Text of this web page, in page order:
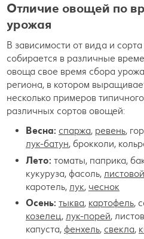
Отличие овощей по
урожая
В зависимости от вида и
собирается в различные
овоща свое время сбора
региона, в котором
несколько примеров
различных сортов овощей:
Весна: спаржа, ревень,
лук-батун, брокколи,
Лето: томаты, паприка,
кукуруза, фасоль,
каротель, лук, чеснок
Осень: тыква, картофель,
козелец, лук-порей,
капуста, фенхель, свекла,